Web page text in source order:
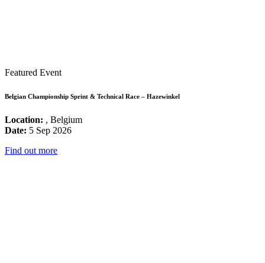
Featured Event
Belgian Championship Sprint & Technical Race – Hazewinkel
Location: , Belgium
Date: 5 Sep 2026
Find out more